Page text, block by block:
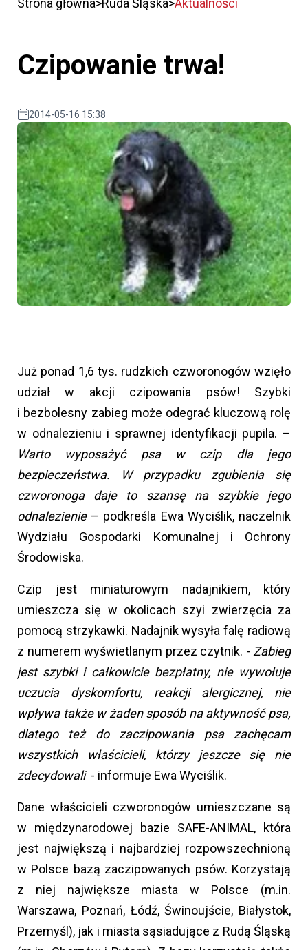
Strona główna Ruda Śląska Aktualności
Czipowanie trwa!
2014-05-16 15:38
Już ponad 1,6 tys. rudzkich czworonogów wzięło
udział w akcji czipowania psów! Szybki
i bezbolesny zabieg może odegrać kluczową rolę
w odnalezieniu i sprawnej identyfikacji pupila. –
Warto wyposażyć psa w czip dla jego
bezpieczeństwa. W przypadku zgubienia się
czworonoga daje to szansę na szybkie jego
odnalezienie – podkreśla Ewa Wyciślik, naczelnik
Wydziału Gospodarki Komunalnej i Ochrony
Środowiska.
Czip jest miniaturowym nadajnikiem, który
umieszcza się w okolicach szyi zwierzęcia za
pomocą strzykawki. Nadajnik wysyła falę radiową
z numerem wyświetlanym przez czytnik. - Zabieg
jest szybki i całkowicie bezpłatny, nie wywołuje
uczucia dyskomfortu, reakcji alergicznej, nie
wpływa także w żaden sposób na aktywność psa,
dlatego też do zaczipowania psa zachęcam
wszystkich właścicieli, którzy jeszcze się nie
zdecydowali- informuje Ewa Wyciślik.
Dane właścicieli czworonogów umieszczane są
w międzynarodowej bazie SAFE-ANIMAL, która
jest największą i najbardziej rozpowszechnioną
w Polsce bazą zaczipowanych psów. Korzystają
z niej największe miasta w Polsce (m.in.
Warszawa, Poznań, Łódź, Świnoujście, Białystok,
Przemyśl), jak i miasta sąsiadujące z Rudą Śląską